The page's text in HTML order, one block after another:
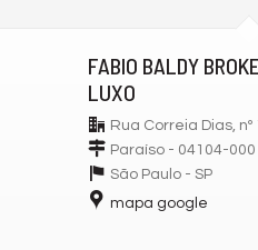
FABIO BALDY
LUXO
Rua Correia Dias, nº
Paraíso - 04104-000
São Paulo - SP
mapa google